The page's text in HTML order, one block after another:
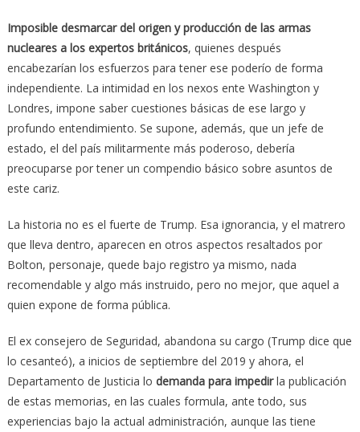
Imposible desmarcar del origen y producción de las armas
nucleares a los expertos británicos, quienes después
encabezarían los esfuerzos para tener ese poderío de forma
independiente. La intimidad en los nexos ente Washington y
Londres, impone saber cuestiones básicas de ese largo y
profundo entendimiento. Se supone, además, que un jefe de
estado, el del país militarmente más poderoso, debería
preocuparse por tener un compendio básico sobre asuntos de
este cariz.
La historia no es el fuerte de Trump. Esa ignorancia, y el matrero
que lleva dentro, aparecen en otros aspectos resaltados por
Bolton, personaje, quede bajo registro ya mismo, nada
recomendable y algo más instruido, pero no mejor, que aquel a
quien expone de forma pública.
El ex consejero de Seguridad, abandona su cargo (Trump dice que
lo cesanteó), a inicios de septiembre del 2019 y ahora, el
Departamento de Justicia lo demanda para impedirla publicación
de estas memorias, en las cuales formula, ante todo, sus
experiencias bajo la actual administración, aunque las tiene